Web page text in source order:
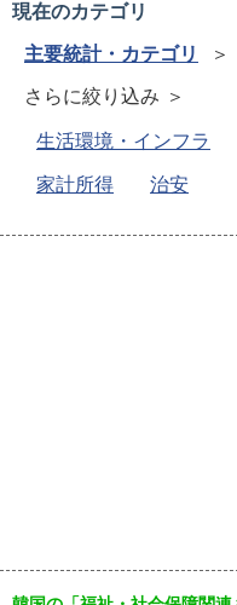
現在のカテゴリ
主要統計・カテゴリ
＞
さらに絞り込み ＞
生活環境・インフラ
家計所得
治安